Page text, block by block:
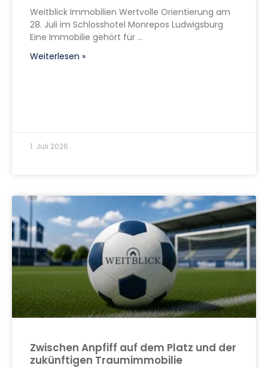
Weitblick Immobilien Wertvolle Orientierung am
28. Juli im Schlosshotel Monrepos Ludwigsburg
Eine Immobilie gehört für
Weiterlesen »
1. Juli 2026
Zwischen Anpfiff auf dem Platz und der
zukünftigen Traumimmobilie